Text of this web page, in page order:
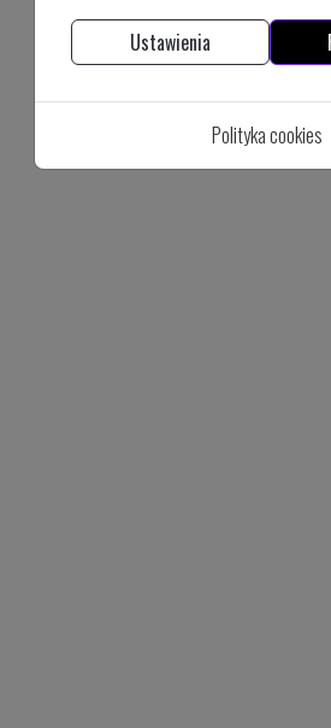
Ustawienia
Polityka cookies